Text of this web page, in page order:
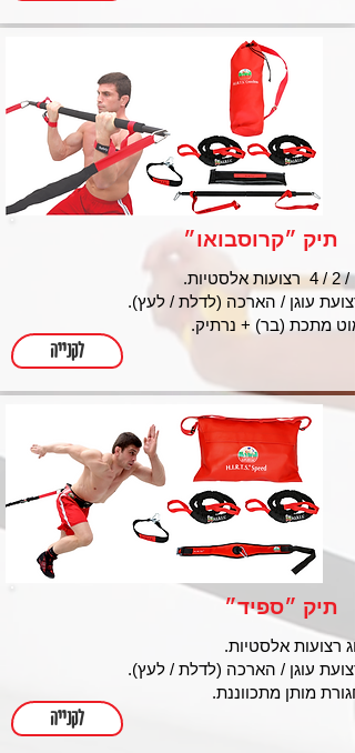
תיק ״קרוסבואו״
לקנייה
1 / 2 / 4 רצועות אלסטיות.
רצועת עוגן / הארכה (לדלת / לעץ).
מוט מתכת (בר) + נרתיק.
תיק ״ספיד״
לקנייה
זוג רצועות אלסטיות.
רצועת עוגן / הארכה (לדלת / לעץ).
חגורת מותן מתכווננת.